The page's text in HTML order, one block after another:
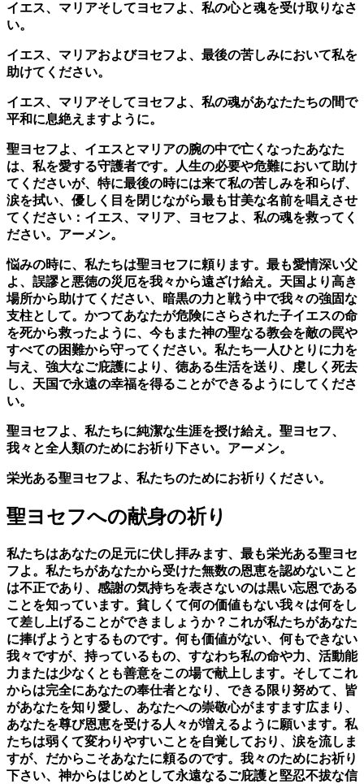
イエス、マリアそしてヨセフよ、私の心と魂を受け取りなさ
い。
イエス、マリアおよびヨセフよ、最後の苦しみにおいて私を
助けてください。
イエス、マリアそしてヨセフよ、私の魂があなたたちの間で
平和に息絶えますように。
聖ヨセフよ、イエスとマリアの腕の中で亡くなったあなた
は、私を愛する守護者です。人生の必要や危難において助け
てくださいが、特に最後の時には来て私の苦しみを和らげ、
涙を拭い、優しく目を閉じながら最も甘美な名前を唱えさせ
てください：イエス、マリア、ヨセフよ、私の魂を救ってく
ださい。アーメン。
悩みの時に、私たちは聖ヨセフに頼ります。最も愛情深い父
よ、誤謬と悪徳の災厄を我々から遠ざけ給え。天国より高き
場所から助けてください、暗黒の力と戦う中で我々の強固な
支柱として。かつてあなたが危険にさらされた子イエスの命
を死から救ったように、今もまた神の聖なる教会を敵の罠や
すべての困難から守ってください。私たち一人ひとりに力を
与え、強大なご庇護により、徳ある生活を送り、虔しく死去
し、天国で永遠の幸福を得ることができるようにしてくださ
い。
聖ヨセフよ、私たちに純潔な生涯を授け給え。聖ヨセフ、
我々と全人類のためにお祈り下さい。アーメン。
栄光ある聖ヨセフよ、私たちのためにお祈りください。
聖ヨセフへの献身の祈り
私たちはあなたの足元に伏し拝みます、最も栄光ある聖ヨセ
フよ。私たちがあなたから受けた無数の恩恵を認めないこと
は不正であり、感謝の気持ちを表さないのは黒い忘恩である
ことを知っています。貧しくて何の価値もない我々は何をし
て差し上げることができましょうか？これが私たちがあなた
に捧げようとするものです。何も価値がない、何もできない
我々ですが、持っているもの、すなわち私の命や力、活動能
力または少なくとも善意をこの場で献上します。そしてこれ
からは完全にあなたの奉仕者となり、できる限り努めて、皆
があなたを知り愛し、あなたへの崇敬心がますます広まり、
あなたを尊び恩恵を受ける人々が増えるように願います。私
たちは弱くて変わりやすいことを自覚しており、涙を流しま
すが、だからこそあなたに頼るのです。我々のためにお祈り
下さい、神からはじめとして永遠なるご庇護と堅忍不拔な信